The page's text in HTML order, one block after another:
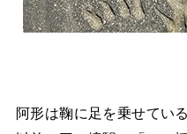
阿形は鞠に足を乗せてい